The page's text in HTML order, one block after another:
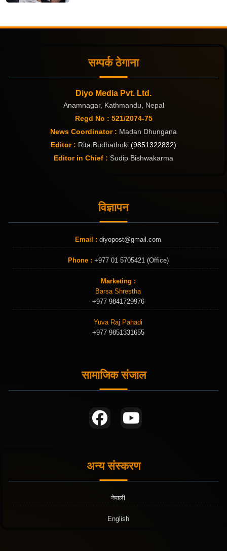
सम्पर्क ठेगाना
Diyo Media Pvt. Ltd.
Anamnagar, Kathmandu, Nepal
Regd No : 521/2074-75
News Coordinator : Madan Dhungana
Editor : Rita Budhathoki (9851322832)
Editor in Chief : Sudip Bishwakarma
विज्ञापन
Email : diyopost@gmail.com
Phone : +977 01 5705421 (Office)
Marketing :
Barsa Shrestha
+977 9841729976
Yuva Raj Pahadi
+977 9851331655
सामाजिक संजाल
अन्य संस्करण
नेपाली
English